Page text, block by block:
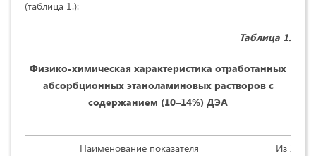
(таблица 1.):
Таблица 1.
Физико-химическая характеристика отработанных
абсорбционных этаноламиновых растворов с
содержанием (10–14%) ДЭА
Наименование показателя
Из